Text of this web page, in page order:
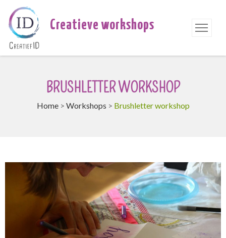
Creatieve workshops
BRUSHLETTER WORKSHOP
Home> Workshops > Brushletter workshop